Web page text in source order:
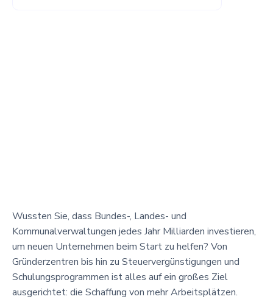
Wussten Sie, dass Bundes-, Landes- und
Kommunalverwaltungen jedes Jahr Milliarden investieren,
um neuen Unternehmen beim Start zu helfen? Von
Gründerzentren bis hin zu Steuervergünstigungen und
Schulungsprogrammen ist alles auf ein großes Ziel
ausgerichtet: die Schaffung von mehr Arbeitsplätzen.